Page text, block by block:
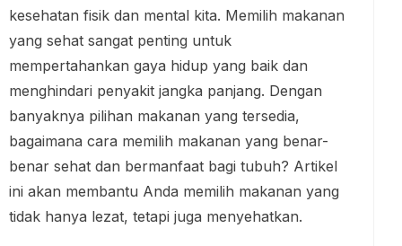
kesehatan fisik dan mental kita. Memilih makanan
yang sehat sangat penting untuk
mempertahankan gaya hidup yang baik dan
menghindari penyakit jangka panjang. Dengan
banyaknya pilihan makanan yang tersedia,
bagaimana cara memilih makanan yang benar-
benar sehat dan bermanfaat bagi tubuh? Artikel
ini akan membantu Anda memilih makanan yang
tidak hanya lezat, tetapi juga menyehatkan.